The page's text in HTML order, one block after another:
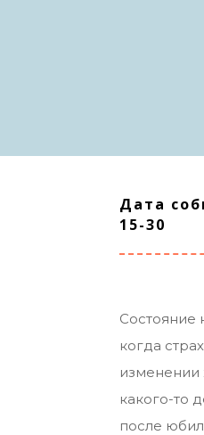
Дата
15-30
Состояние
когда
изменении
какого-то
после